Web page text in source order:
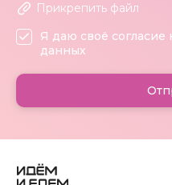
Прикрепить файл
Я даю своё согласие
данных